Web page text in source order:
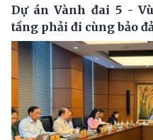
Dự án Vành đai 5 -
tầng phải đi cùng bảo